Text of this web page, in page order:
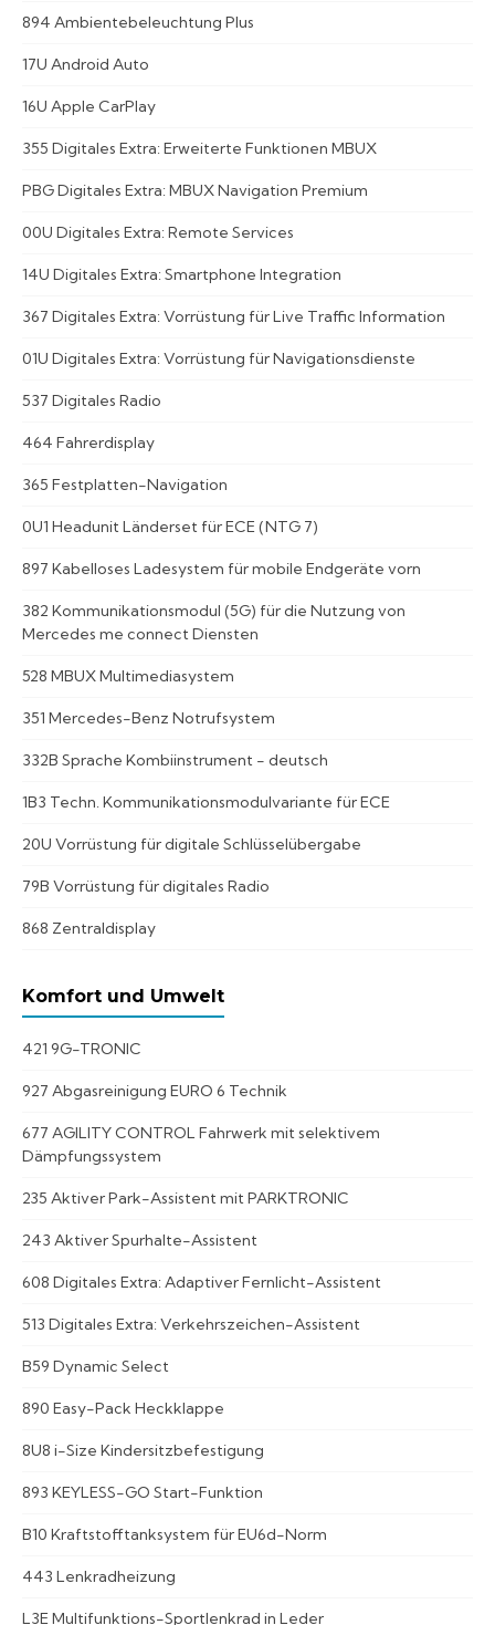
894 Ambientebeleuchtung Plus
17U Android Auto
16U Apple CarPlay
355 Digitales Extra: Erweiterte Funktionen MBUX
PBG Digitales Extra: MBUX Navigation Premium
00U Digitales Extra: Remote Services
14U Digitales Extra: Smartphone Integration
367 Digitales Extra: Vorrüstung für Live Traffic Information
01U Digitales Extra: Vorrüstung für Navigationsdienste
537 Digitales Radio
464 Fahrerdisplay
365 Festplatten-Navigation
0U1 Headunit Länderset für ECE (NTG 7)
897 Kabelloses Ladesystem für mobile Endgeräte vorn
382 Kommunikationsmodul (5G) für die Nutzung von
Mercedes me connect Diensten
528 MBUX Multimediasystem
351 Mercedes-Benz Notrufsystem
332B Sprache Kombiinstrument - deutsch
1B3 Techn. Kommunikationsmodulvariante für ECE
20U Vorrüstung für digitale Schlüsselübergabe
79B Vorrüstung für digitales Radio
868 Zentraldisplay
Komfort und Umwelt
421 9G-TRONIC
927 Abgasreinigung EURO 6 Technik
677 AGILITY CONTROL Fahrwerk mit selektivem
Dämpfungssystem
235 Aktiver Park-Assistent mit PARKTRONIC
243 Aktiver Spurhalte-Assistent
608 Digitales Extra: Adaptiver Fernlicht-Assistent
513 Digitales Extra: Verkehrszeichen-Assistent
B59 Dynamic Select
890 Easy-Pack Heckklappe
8U8 i-Size Kindersitzbefestigung
893 KEYLESS-GO Start-Funktion
B10 Kraftstofftanksystem für EU6d-Norm
443 Lenkradheizung
L3E Multifunktions-Sportlenkrad in Leder